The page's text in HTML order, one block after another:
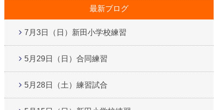
最新ブログ
7月3日（日）新田小学校練習
5月29日（日）合同練習
5月28日（土）練習試合